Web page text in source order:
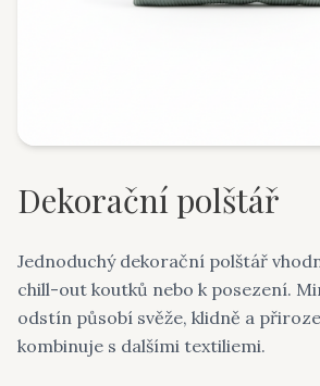
Dekorační polštář
Jednoduchý dekorační polštář
chill-out koutků nebo k posezení.
odstín působí svěže, klidně a
kombinuje s dalšími textiliemi.